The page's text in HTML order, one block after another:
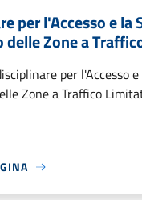
per l'Accesso e la
Zone a
per l'Accesso
Zone a Traffico